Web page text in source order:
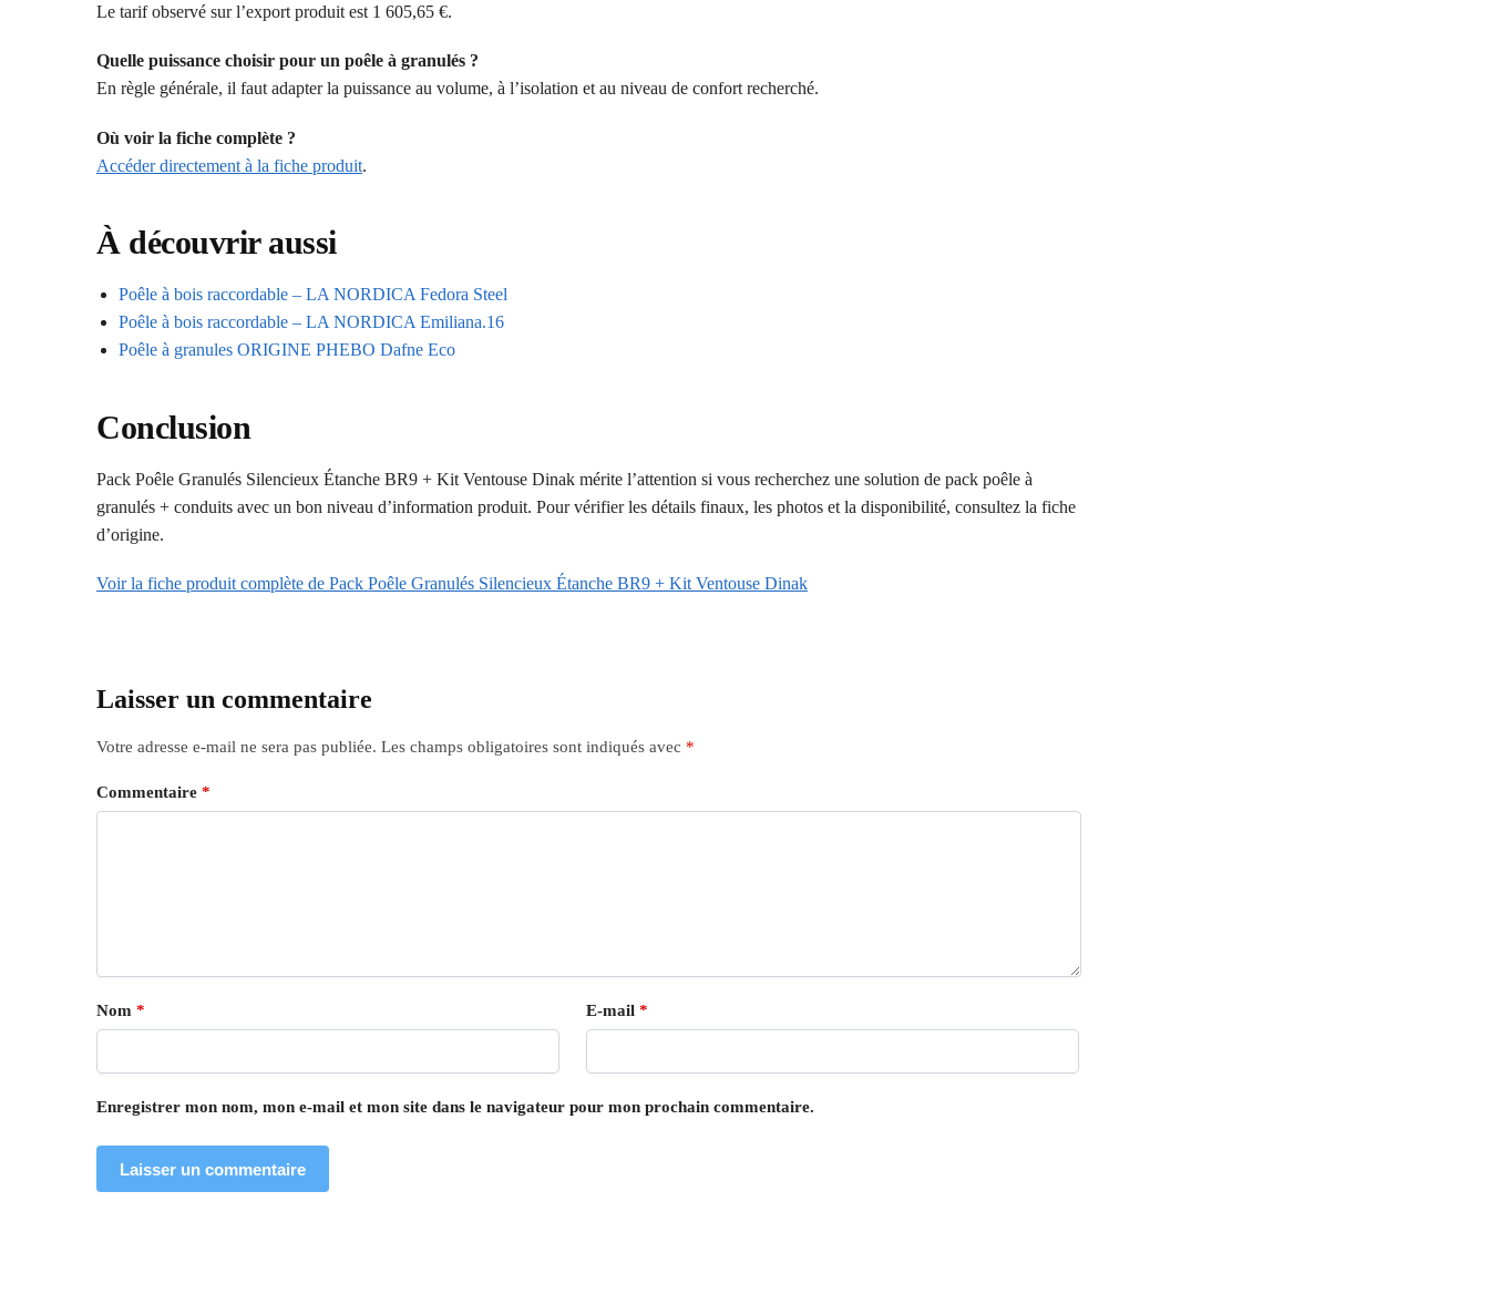
Le tarif observé sur l’export produit est 1 605,65 €.
Quelle puissance choisir pour un poêle à granulés ?
En règle générale, il faut adapter la puissance au volume, à l’isolation et au niveau de confort recherché.
Où voir la fiche complète ?
Accéder directement à la fiche produit.
À découvrir aussi
Poêle à bois raccordable – LA NORDICA Fedora Steel
Poêle à bois raccordable – LA NORDICA Emiliana.16
Poêle à granules ORIGINE PHEBO Dafne Eco
Conclusion
Pack Poêle Granulés Silencieux Étanche BR9 + Kit Ventouse Dinak mérite l’attention si vous recherchez une solution de pack poêle à
granulés + conduits avec un bon niveau d’information produit. Pour vérifier les détails finaux, les photos et la disponibilité, consultez la fiche
d’origine.
Voir la fiche produit complète de Pack Poêle Granulés Silencieux Étanche BR9 + Kit Ventouse Dinak
Laisser un commentaire
Votre adresse e-mail ne sera pas publiée. Les champs obligatoires sont indiqués avec *
Commentaire *
Nom * E-mail *
Enregistrer mon nom, mon e-mail et mon site dans le navigateur pour mon prochain commentaire.